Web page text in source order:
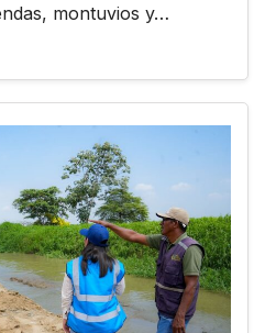
montuvios y…